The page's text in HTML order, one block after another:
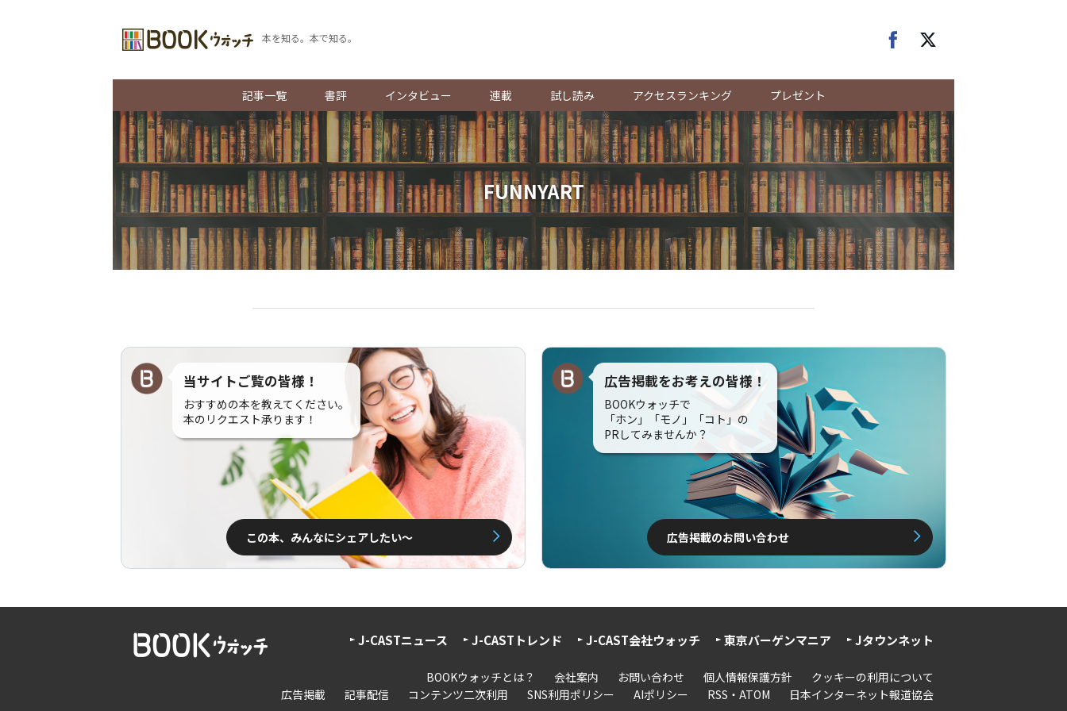
本を知る。本で知る。
記事一覧 書評 インタビュー 連載 試し読み アクセスランキング プレゼント
FUNNYART
当サイトご覧の皆様！
おすすめの本を教えてください。
本のリクエスト承ります！
この本、みんなにシェアしたい〜
広告掲載をお考えの皆様！
BOOKウォッチで
「ホン」「モノ」「コト」の
PRしてみませんか？
広告掲載のお問い合わせ
J-CASTニュース J-CASTトレンド J-CAST会社ウォッチ 東京バーゲンマニア Jタウンネット
BOOKウォッチとは？ 会社案内 お問い合わせ 個人情報保護方針
クッキーの利用について
広告掲載
記事配信 コンテンツ二次利用 SNS利用ポリシー AIポリシー RSS・ATOM 日本インターネット報道協会